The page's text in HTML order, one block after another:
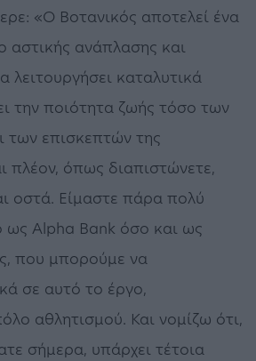
«Ο Βοτανικός αποτελεί ένα
αστικής ανάπλασης και
λειτουργήσει καταλυτικά
την ποιότητα ζωής τόσο των
των επισκεπτών της
πλέον, όπως διαπιστώνετε,
οστά. Είμαστε πάρα πολύ
ως Alpha Bank όσο και ως
που μπορούμε να
σε αυτό το έργο,
αθλητισμού. Και νομίζω ότι,
σήμερα, υπάρχει τέτοια